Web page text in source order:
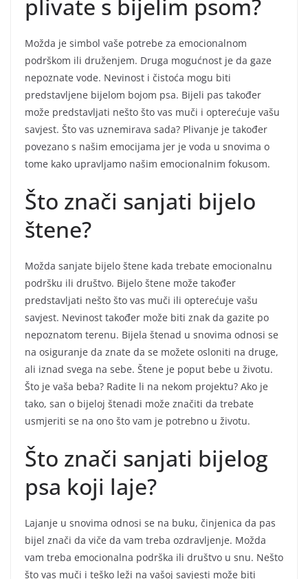
plivate s bijelim psom?
Možda je simbol vaše potrebe za emocionalnom
podrškom ili druženjem. Druga mogućnost je da gaze
nepoznate vode. Nevinost i čistoća mogu biti
predstavljene bijelom bojom psa. Bijeli pas također
može predstavljati nešto što vas muči i opterećuje vašu
savjest. Što vas uznemirava sada? Plivanje je također
povezano s našim emocijama jer je voda u snovima o
tome kako upravljamo našim emocionalnim fokusom.
Što znači sanjati bijelo
štene?
Možda sanjate bijelo štene kada trebate emocionalnu
podršku ili društvo. Bijelo štene može također
predstavljati nešto što vas muči ili opterećuje vašu
savjest. Nevinost također može biti znak da gazite po
nepoznatom terenu. Bijela štenad u snovima odnosi se
na osiguranje da znate da se možete osloniti na druge,
ali iznad svega na sebe. Štene je poput bebe u životu.
Što je vaša beba? Radite li na nekom projektu? Ako je
tako, san o bijeloj štenadi može značiti da trebate
usmjeriti se na ono što vam je potrebno u životu.
Što znači sanjati bijelog
psa koji laje?
Lajanje u snovima odnosi se na buku, činjenica da pas
bijel znači da viče da vam treba ozdravljenje. Možda
vam treba emocionalna podrška ili društvo u snu. Nešto
što vas muči i teško leži na vašoj savjesti može biti